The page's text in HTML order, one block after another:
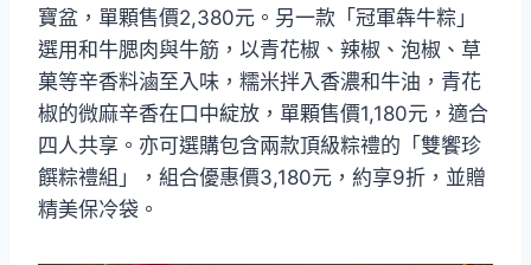
寶盆，單顆售價2,380元。另一款「冠軍犇牛粽」
選用和牛腮肉與牛筋，以青花椒、辣椒、泡椒、草
菓等辛香料滷至入味，糯米拌入香濃和牛油，青花
椒的微麻辛香在口中綻放，單顆售價1,180元，適合
四人共享。亦可選購包含兩款頂級粽禮的「雙饗珍
饌粽禮組」，組合優惠價3,180元，約享9折，並贈
精美保冷袋。